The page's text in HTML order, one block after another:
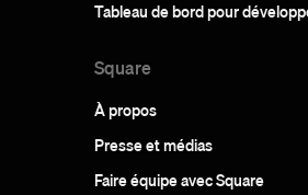
Tableau de bord pour
Square
À propos
Presse et médias
Faire équipe avec Square